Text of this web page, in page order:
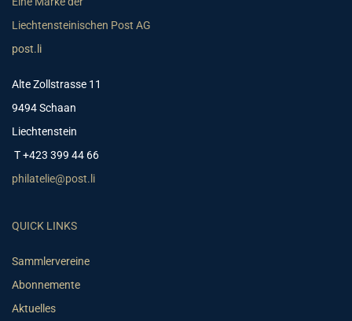
Liechtensteinischen Post AG
post.li
Alte Zollstrasse 11
9494 Schaan
Liechtenstein
T +423 399 44 66
philatelie@post.li
QUICK LINKS
Sammlervereine
Abonnemente
Aktuelles